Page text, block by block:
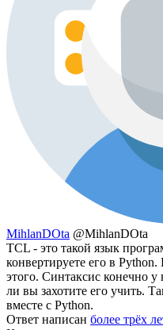
MihlanDOta @MihlanDOta
TCL - это такой язык
конвертируете его в
этого. Синтаксис конечно у
ли вы захотите его учить.
вместе с Python.
Ответ написан более трёх